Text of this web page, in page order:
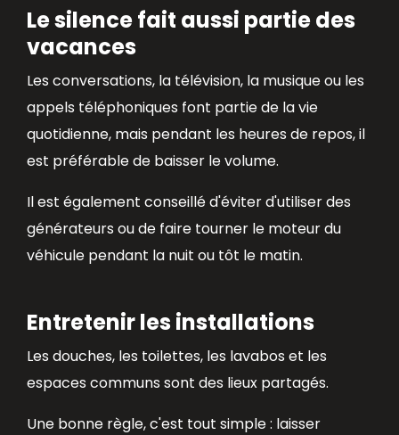
Le silence fait aussi partie des
vacances
Les conversations, la télévision, la musique ou les
appels téléphoniques font partie de la vie
quotidienne, mais pendant les heures de repos, il
est préférable de baisser le volume.
Il est également conseillé d'éviter d'utiliser des
générateurs ou de faire tourner le moteur du
véhicule pendant la nuit ou tôt le matin.
Entretenir les installations
Les douches, les toilettes, les lavabos et les
espaces communs sont des lieux partagés.
Une bonne règle, c'est tout simple : laisser